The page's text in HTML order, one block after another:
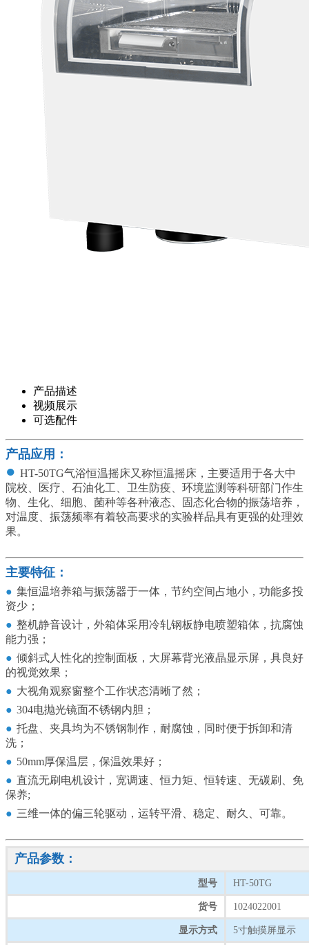
产品描述
视频展示
可选配件
产品应用：
● HT-50TG气浴恒温摇床又称恒温摇床，主要适用于各大中
院校、医疗、石油化工、卫生防疫、环境监测等科研部门作生
物、生化、细胞、菌种等各种液态、固态化合物的振荡培养，
对温度、振荡频率有着较高要求的实验样品具有更强的处理效
果。
主要特征：
● 集恒温培养箱与振荡器于一体，节约空间占地小，功能多投
资少；
● 整机静音设计，外箱体采用冷轧钢板静电喷塑箱体，抗腐蚀
能力强；
● 倾斜式人性化的控制面板，大屏幕背光液晶显示屏，具良好
的视觉效果；
● 大视角观察窗整个工作状态清晰了然；
● 304电抛光镜面不锈钢内胆；
● 托盘、夹具均为不锈钢制作，耐腐蚀，同时便于拆卸和清
洗；
● 50mm厚保温层，保温效果好；
● 直流无刷电机设计，宽调速、恒力矩、恒转速、无碳刷、免
保养;
● 三维一体的偏三轮驱动，运转平滑、稳定、耐久、可靠。
产品参数：
型号 HT-50TG
货号 1024022001
显示方式 5寸触摸屏显示